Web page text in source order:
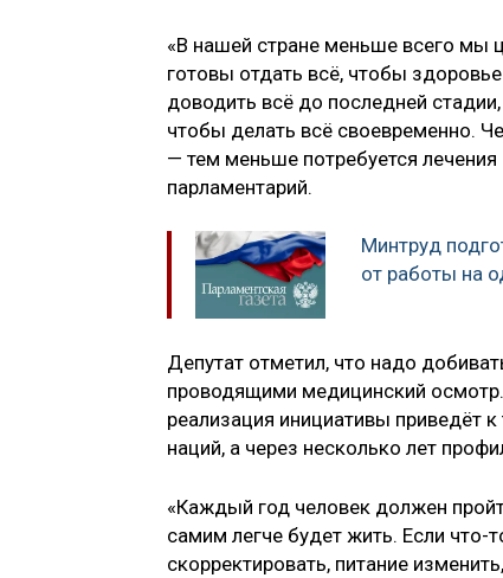
«В нашей стране меньше всего мы
готовы отдать всё, чтобы
доводить всё до последней
чтобы делать всё своевременно.
— тем меньше потребуется
парламентарий.
Минтруд
от работы на
Депутат отметил, что надо
проводящими медицинский осмотр.
реализация инициативы приведёт
наций, а через несколько лет
«Каждый год человек должен
самим легче будет жить. Если что-
скорректировать, питание